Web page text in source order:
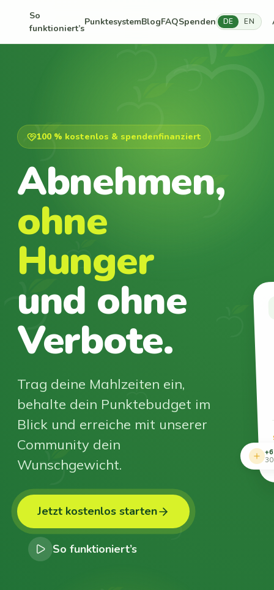
So
funktioniert’s
PunktesystemBlogFAQSpenden DE EN
100 % kostenlos & spendenfinanziert
Abnehmen,
ohne
Hunger
und ohne
Verbote.
Trag deine Mahlzeiten ein,
behalte dein Punktebudget im
Blick und erreiche mit unserer
Community dein
Wunschgewicht.
Jetzt kostenlos starten
So funktioniert’s